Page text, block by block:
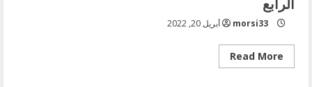
morsi33 أبريل 20, 2022
Read More
Read
more